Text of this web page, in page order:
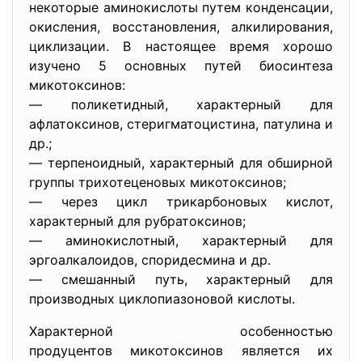
некоторые аминокислоты путем конденсации,
окисления, восстановления, алкилирования,
циклизации. В настоящее время хорошо
изучено 5 основных путей биосинтеза
микотоксинов:
— поликетидный, характерный для
афлатоксинов, стеригматоцистина, патулина и
др.;
— терпеноидный, характерный для обширной
группы трихотеценовых микотоксинов;
— через цикл трикарбоновых кислот,
характерный для рубратоксинов;
— аминокислотный, характерный для
эргоалкалоидов, споридесмина и др.
— смешанный путь, характерный для
производных циклопиазоновой кислоты.
Характерной особенностью
продуцентов микотоксинов является их